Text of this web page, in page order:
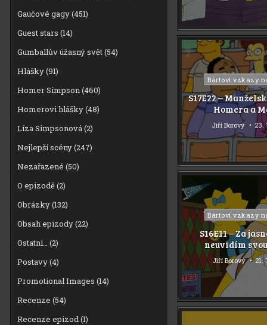
Gaučové gagy(451)
Guest stars (14)
Gumballův úžasný svět(54)
Hlášky(91)
Homer Simpson(460)
Homerovi hlášky(48)
Líza Simpsonová(2)
Nejlepší scény(247)
Nezařazené (50)
O epizodě(2)
Obrázky(132)
Obsah epizody(22)
Ostatní… (2)
Postavy(4)
Promotional Images (14)
Recenze (54)
Recenze epizod(1)
Posted
in
Bártovi vzkazy
S17E22 –
Homera a
Jiří Borový 23.
Posted
in
Bártovi vzkazy
S16E11 – Za
neuvidím
Jiří Borový 21.